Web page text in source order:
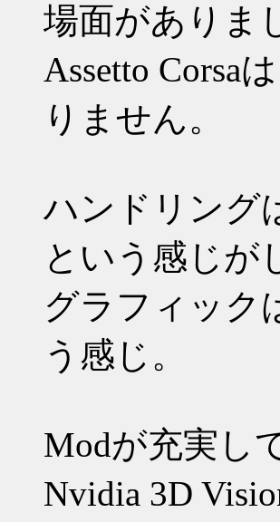
場面がありま
Assetto Corsa
りません。
ハンドリング
という感じが
グラフィック
う感じ。
Modが充実し
Nvidia 3D